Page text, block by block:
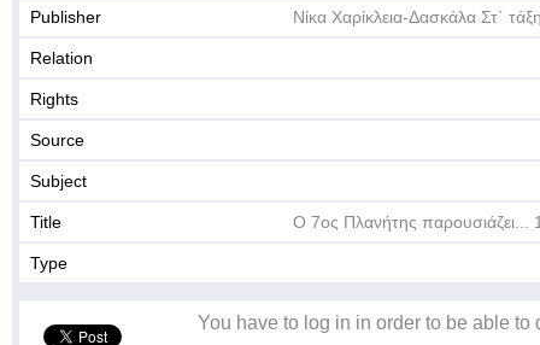
Publisher Νίκα Χαρίκλεια-Δασκάλα Στ`
Relation
Rights
Source
Subject
Title O 7oς Πλανήτης
Type
You have to log in in order to be able to